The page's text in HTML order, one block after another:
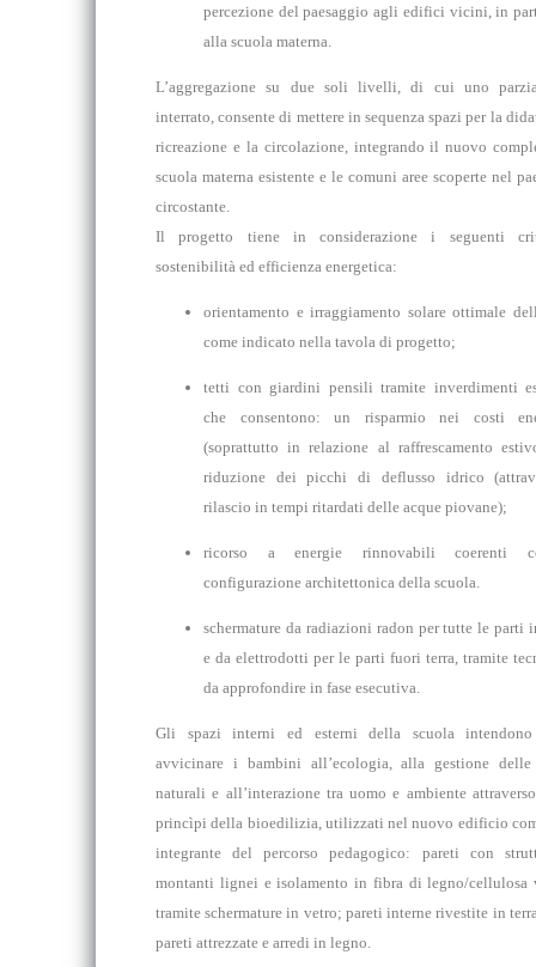
percezione del paesaggio agli edifici vicini, in
alla scuola materna.
L’aggregazione su due soli livelli, di cui uno
interrato, consente di mettere in sequenza spazi per la
ricreazione e la circolazione, integrando il nuovo
scuola materna esistente e le comuni aree scoperte nel
circostante.
Il progetto tiene in considerazione i seguenti
sostenibilità ed efficienza energetica:
orientamento e irraggiamento solareottimale
come indicato nella tavola di progetto;
tetti con giardini pensili tramite inverdimenti
che consentono: un risparmio nei costi
(soprattutto in relazione al raffrescamento
riduzione dei picchi di deflusso idrico
rilascio in tempi ritardati delle acque piovane);
ricorso a energie rinnovabili coerenti
configurazione architettonica della scuola.
schermature daradiazioni radon per tutte le parti
e da elettrodotti per le parti fuori terra, tramite
da approfondire in fase esecutiva.
Gli spazi interni ed esterni della scuola
avvicinare i bambini all’ecologia, alla gestione delle
naturali e all’interazione tra uomo e ambiente
princìpi della bioedilizia, utilizzati nel nuovo edificio
integrante del percorso pedagogico: pareti con
montanti lignei e isolamento in fibra di legno/cellulosa
tramite schermature in vetro; pareti interne rivestite in
pareti attrezzate e arredi in legno.